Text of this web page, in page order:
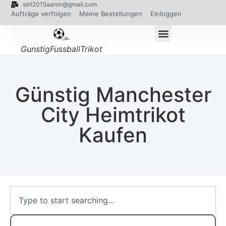
sell2015aaron@gmail.com
Aufträge verfolgen Meine Bestellungen Einloggen
GunstigFussballTrikot
Günstig Manchester
City Heimtrikot
Kaufen